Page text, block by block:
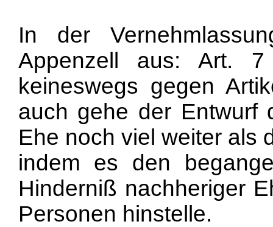
In der
Appenzell aus: Art. 7
keineswegs gegen
auch gehe der Entwurf
Ehe noch viel weiter als
indem es den
Hinderniß nachheriger
Personen hinstelle.